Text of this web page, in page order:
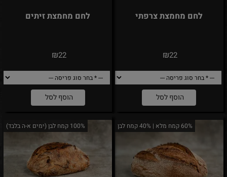
לחם מחמצת צרפתי
₪22
הוסף לסל
לחם מחמצת זיתים
₪22
הוסף לסל
60% קמח מלא | 40% קמח לבן 100% קמח לבן (ימים א-ה בלבד)